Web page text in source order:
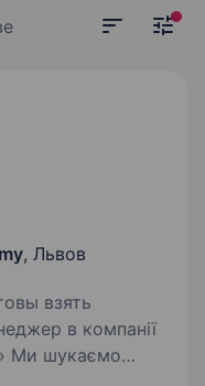
, Львов
взять
Ми шукаємо